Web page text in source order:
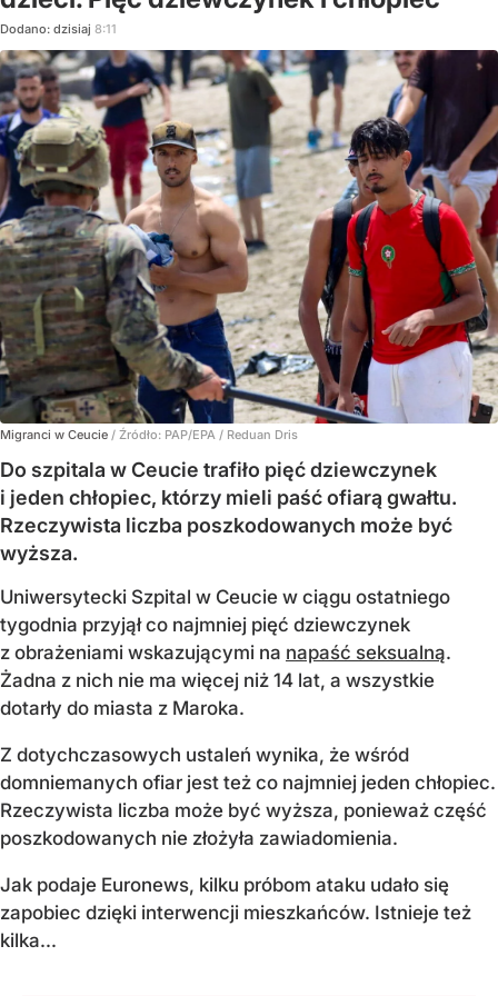
Dodano: dzisiaj 8:11
Migranci w Ceucie / Źródło: PAP/EPA / Reduan Dris
Do szpitala w Ceucie trafiło pięć dziewczynek
i jeden chłopiec, którzy mieli paść ofiarą gwałtu.
Rzeczywista liczba poszkodowanych może być
wyższa.
Uniwersytecki Szpital w Ceucie w ciągu ostatniego
tygodnia przyjął co najmniej pięć dziewczynek
z obrażeniami wskazującymi na napaść seksualną.
Żadna z nich nie ma więcej niż 14 lat, a wszystkie
dotarły do miasta z Maroka.
Z dotychczasowych ustaleń wynika, że wśród
domniemanych ofiar jest też co najmniej jeden chłopiec.
Rzeczywista liczba może być wyższa, ponieważ część
poszkodowanych nie złożyła zawiadomienia.
Jak podaje Euronews, kilku próbom ataku udało się
zapobiec dzięki interwencji mieszkańców. Istnieje też
kilka...